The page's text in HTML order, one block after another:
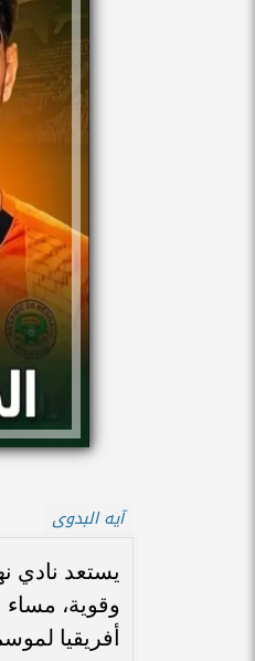
آيه البدوى
يستعد نادي
أفريقيا لموسم 2025-2026. وتقام المباراة على أرضية «الملعب البلدي